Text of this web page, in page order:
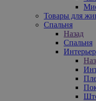
Товары для
Спальня
Назад
Спальня